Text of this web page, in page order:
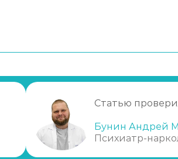
Статью
Бунин Андрей
Психиатр-